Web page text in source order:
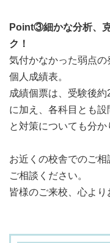
Point③細かな分析、
ク！
気付かなかった弱点の
個人成績表。
成績個票は、受験後
に加え、各科目とも
と対策についても分か
お近くの校舎でのご
ご相談ください。
皆様のご来校、心より